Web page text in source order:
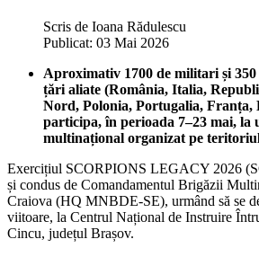
Scris de Ioana Rădulescu
Publicat: 03 Mai 2026
Aproximativ 1700 de militari și
țări aliate (România, Italia,
Nord, Polonia, Portugalia, Franța,
participa, în perioada 7–23 mai, la
multinațional organizat pe
Exercițiul SCORPIONS LEGACY 2026
și condus de Comandamentul Brigăzii
Craiova (HQ MNBDE-SE), urmând să se
viitoare, la Centrul Național de Instruire
Cincu, județul Brașov.